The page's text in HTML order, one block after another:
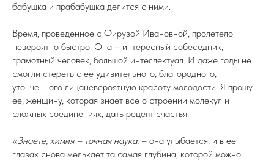
бабушка и прабабушка делится с ними.
Время, проведенное с Фирузой Ивановной, пролетело
невероятно быстро. Она – интересный собеседник,
грамотный человек, большой интеллектуал. И даже годы не
смогли стереть с ее удивительного, благородного,
утонченного лицаневероятную красоту молодости. Я прошу
ее, женщину, которая знает все о строении молекул и
сложных соединениях, дать рецепт счастья.
«Знаете, химия – точная наука, – она улыбается, и в ее
глазах снова мелькает та самая глубина, которой можно